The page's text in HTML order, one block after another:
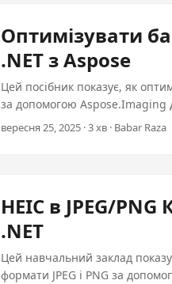
Маленькі файли
відповідність. Ця стаття
допомогою Aspose.Imaging в
розміру файлу з збереженням
Оптимізувати
.NET з Aspose
Цей посібник показує, як
за допомогою Aspose.Imaging
зображення високої якості.
вересня 25, 2025 · 3 хв · Babar Raza
HEIC в JPEG/
.NET
Цей навчальний заклад
формати JPEG і PNG за